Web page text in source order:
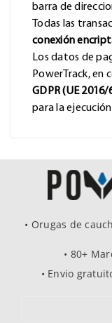
barra de
Todas las
conexión
Los datos de
PowerTrack, en
GDPR (UE 2016/
para la
• Orugas de
• 80+
• Envio